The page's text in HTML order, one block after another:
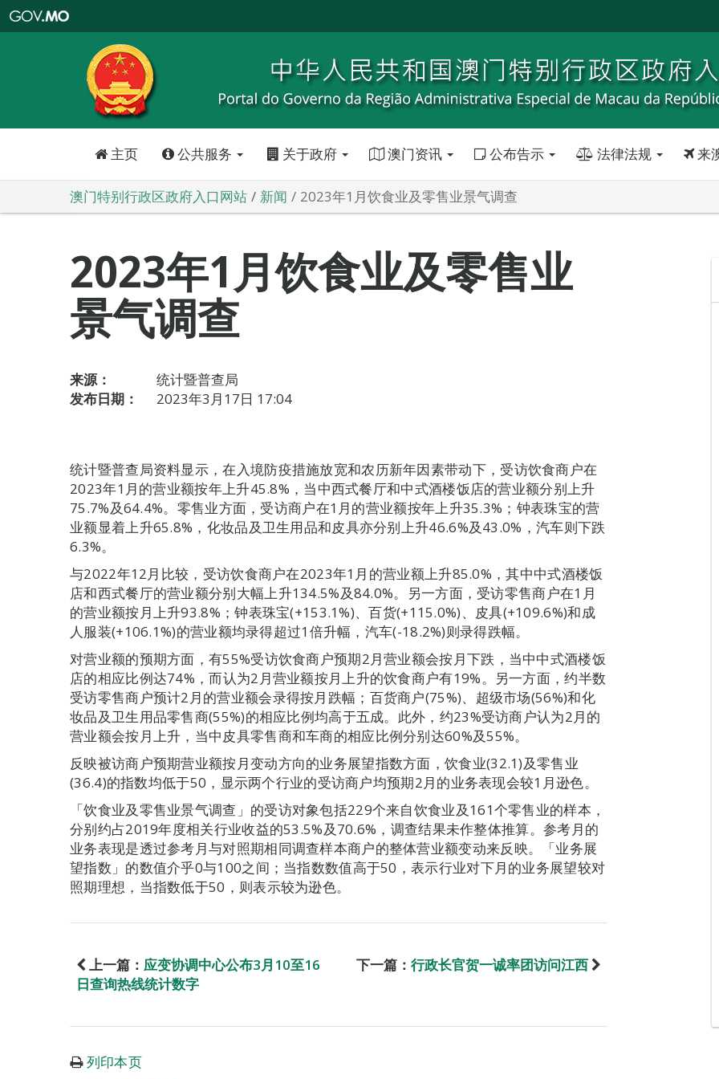
特
政
区
政
口
主页 公共服务 关于政府 澳门资讯 公布告示 法律法规 来
澳门特别行政区政府入口网站 新闻 2023年1月饮食业及零售业景气调查
2023年1月饮食业及零售业
景气调查
来源：
统计暨普查局
发布日期：
2023年3月17日 17:04
统计暨普查局资料显示，在入境防疫措施放宽和农历新年因素带动下，受访饮食商户在
2023年1月的营业额按年上升45.8%，当中西式餐厅和中式酒楼饭店的营业额分别上升
75.7%及64.4%。零售业方面，受访商户在1月的营业额按年上升35.3%；钟表珠宝的营
业额显着上升65.8%，化妆品及卫生用品和皮具亦分别上升46.6%及43.0%，汽车则下跌
6.3%。
与2022年12月比较，受访饮食商户在2023年1月的营业额上升85.0%，其中中式酒楼饭
店和西式餐厅的营业额分别大幅上升134.5%及84.0%。另一方面，受访零售商户在1月
的营业额按月上升93.8%；钟表珠宝(+153.1%)、百货(+115.0%)、皮具(+109.6%)和成
人服装(+106.1%)的营业额均录得超过1倍升幅，汽车(-18.2%)则录得跌幅。
对营业额的预期方面，有55%受访饮食商户预期2月营业额会按月下跌，当中中式酒楼饭
店的相应比例达74%，而认为2月营业额按月上升的饮食商户有19%。另一方面，约半数
受访零售商户预计2月的营业额会录得按月跌幅；百货商户(75%)、超级市场(56%)和化
妆品及卫生用品零售商(55%)的相应比例均高于五成。此外，约23%受访商户认为2月的
营业额会按月上升，当中皮具零售商和车商的相应比例分别达60%及55%。
反映被访商户预期营业额按月变动方向的业务展望指数方面，饮食业(32.1)及零售业
(36.4)的指数均低于50，显示两个行业的受访商户均预期2月的业务表现会较1月逊色。
「饮食业及零售业景气调查」的受访对象包括229个来自饮食业及161个零售业的样本，
分别约占2019年度相关行业收益的53.5%及70.6%，调查结果未作整体推算。参考月的
业务表现是透过参考月与对照期相同调查样本商户的整体营业额变动来反映。「业务展
望指数」的数值介乎0与100之间；当指数数值高于50，表示行业对下月的业务展望较对
照期理想，当指数低于50，则表示较为逊色。
上一篇： 应变协调中心公布3月10至16
日查询热线统计数字
下一篇： 行政长官贺一诚率团访问江西
列印本页